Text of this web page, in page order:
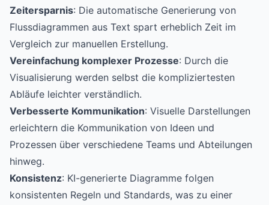
Zeitersparnis: Die automatische Generierung von
Flussdiagrammen aus Text spart erheblich Zeit im
Vergleich zur manuellen Erstellung.
Vereinfachung komplexer Prozesse: Durch die
Visualisierung werden selbst die kompliziertesten
Abläufe leichter verständlich.
Verbesserte Kommunikation: Visuelle Darstellungen
erleichtern die Kommunikation von Ideen und
Prozessen über verschiedene Teams und Abteilungen
hinweg.
Konsistenz: KI-generierte Diagramme folgen
konsistenten Regeln und Standards, was zu einer